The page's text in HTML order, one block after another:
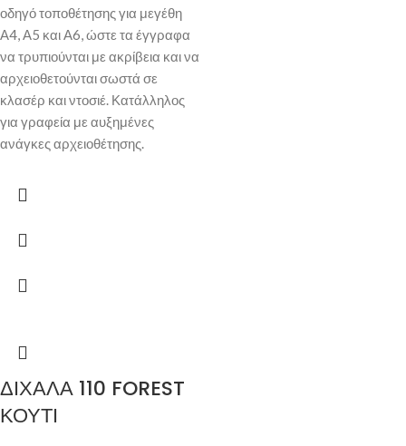
οδηγό τοποθέτησης για μεγέθη
Α4, Α5 και Α6, ώστε τα έγγραφα
να τρυπιούνται με ακρίβεια και να
αρχειοθετούνται σωστά σε
κλασέρ και ντοσιέ. Κατάλληλος
για γραφεία με αυξημένες
ανάγκες αρχειοθέτησης.
ΔΙΧΑΛΑ 110 FOREST
ΚΟΥΤΙ